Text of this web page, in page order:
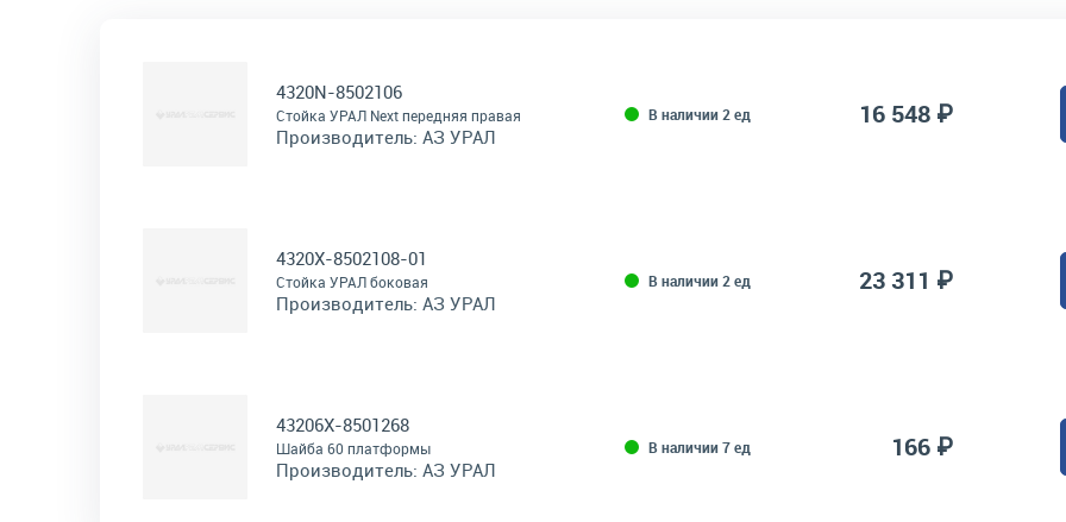
4320N-8502106
Стойка УРАЛ Next передняя правая
Производитель: АЗ УРАЛ
В наличии 2 ед 16 548 ₽
4320Х-8502108-01
Стойка УРАЛ боковая
Производитель: АЗ УРАЛ
В наличии 2 ед 23 311 ₽
43206Х-8501268
Шайба 60 платформы
Производитель: АЗ УРАЛ
В наличии 7 ед 166 ₽